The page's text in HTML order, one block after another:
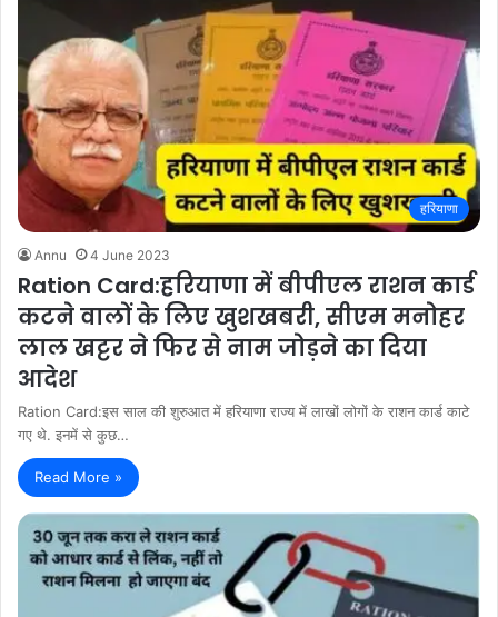
हरियाणा
Annu 4 June 2023
Ration Card:हरियाणा में बीपीएल राशन कार्ड
कटने वालों के लिए खुशखबरी, सीएम मनोहर
लाल खट्टर ने फिर से नाम जोड़ने का दिया
आदेश
Ration Card:इस साल की शुरुआत में हरियाणा राज्य में लाखों लोगों के राशन कार्ड काटे
गए थे. इनमें से कुछ…
Read More »